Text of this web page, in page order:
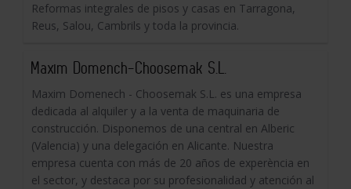
Reformas integrales de pisos y casas en Tarragona,
Reus, Salou, Cambrils y toda la provincia.
Maxim Domench-Choosemak S.L.
Maxim Domenech - Choosemak S.L. es una empresa
dedicada al alquiler y a la venta de maquinaria de
construcción. Disponemos de una central en Alberic
(Valencia) y una delegación en Alicante. Nuestra
empresa cuenta con más de 20 años de experència en
el sector, y destaca por su profesionalidad y atención al